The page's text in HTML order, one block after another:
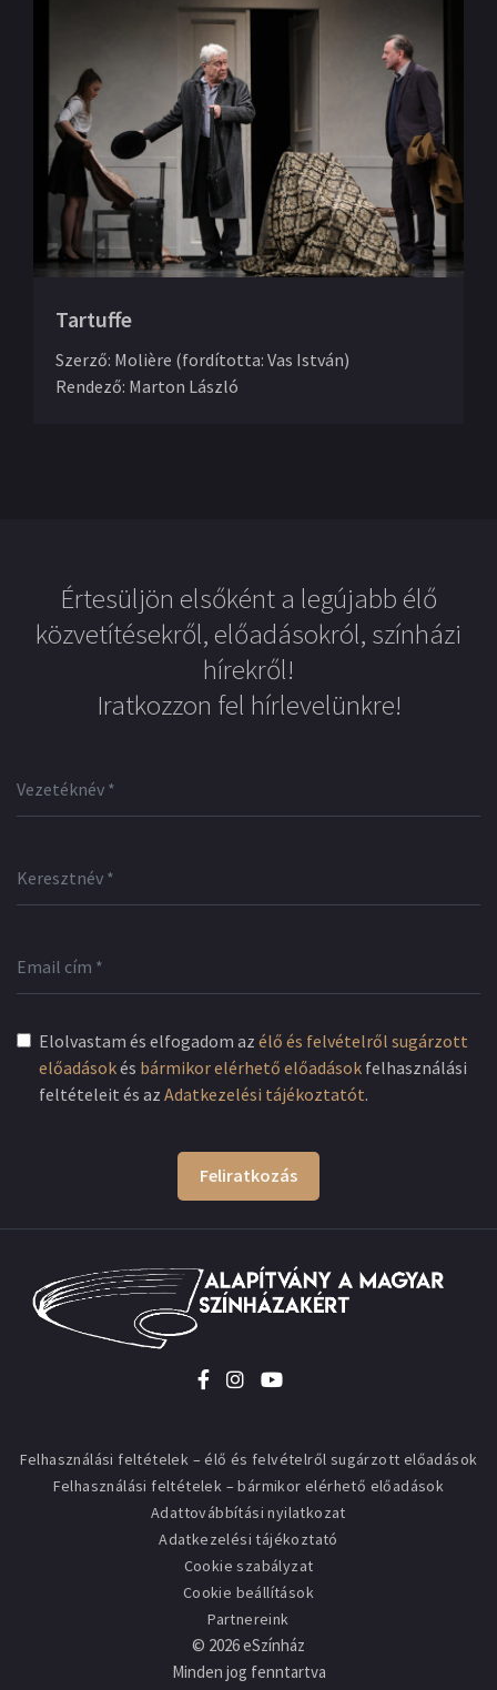
Tartuffe
Szerző: Molière (fordította: Vas István)
Rendező: Marton László
Értesüljön elsőként a legújabb élő
közvetítésekről, előadásokról, színházi
hírekről!
Iratkozzon fel hírlevelünkre!
Elolvastam és elfogadom az élő és felvételről sugárzott
előadásokés bármikor elérhető előadások felhasználási
feltételeit és az Adatkezelési tájékoztatót.
Feliratkozás
Felhasználási feltételek – élő és felvételről sugárzott előadások
Felhasználási feltételek – bármikor elérhető előadások
Adattovábbítási nyilatkozat
Adatkezelési tájékoztató
Cookie szabályzat
Cookie beállítások
Partnereink
© 2026eSzínház
Minden jog fenntartva